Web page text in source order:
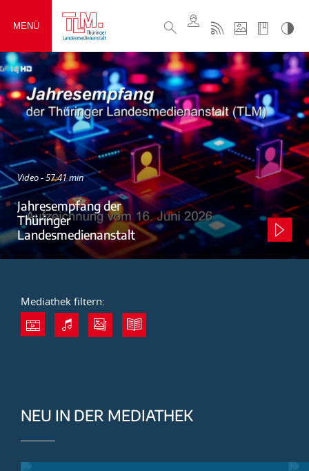
MENÜ
Video - 57:41 min
Jahresempfang der
Thüringer
Landesmedienanstalt
Mediathek filtern:
NEU IN DER MEDIATHEK